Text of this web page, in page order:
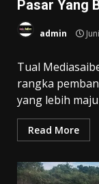
Pasar Yang
admin
Tual
rangka
yang lebih maju
Read More